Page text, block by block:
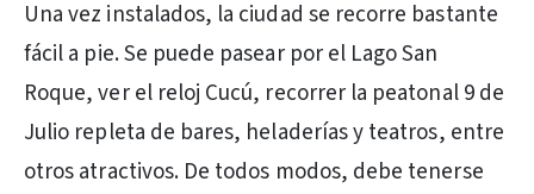
Una vez instalados, la ciudad se recorre bastante
fácil a pie. Se puede pasear por el Lago San
Roque, ver el reloj Cucú, recorrer la peatonal 9 de
Julio repleta de bares, heladerías y teatros, entre
otros atractivos. De todos modos, debe tenerse